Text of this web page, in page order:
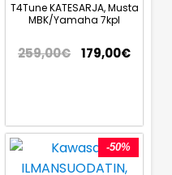
T4Tune KATESARJA, Musta
MBK/Yamaha 7kpl
259,00€ 179,00€
-50%